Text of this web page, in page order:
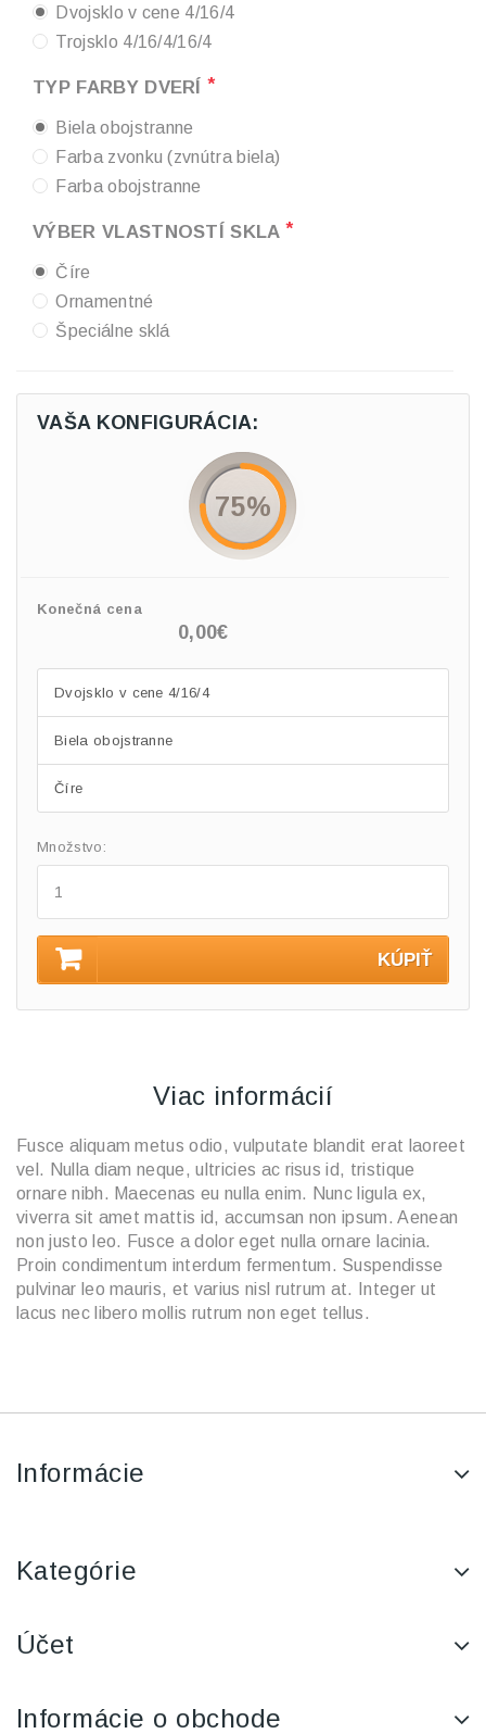
Dvojsklo v cene 4/16/4
Trojsklo 4/16/4/16/4
TYP FARBY DVERÍ*
Biela obojstranne
Farba zvonku (zvnútra biela)
Farba obojstranne
VÝBER VLASTNOSTÍ SKLA*
Číre
Ornamentné
Špeciálne sklá
VAŠA KONFIGURÁCIA:
75%
Konečná cena
0,00€
Dvojsklo v cene 4/16/4
Biela obojstranne
Číre
Množstvo:
KÚPIŤ
Viac informácií
Fusce aliquam metus odio, vulputate blandit erat laoreet
vel. Nulla diam neque, ultricies ac risus id, tristique
ornare nibh. Maecenas eu nulla enim. Nunc ligula ex,
viverra sit amet mattis id, accumsan non ipsum. Aenean
non justo leo. Fusce a dolor eget nulla ornare lacinia.
Proin condimentum interdum fermentum. Suspendisse
pulvinar leo mauris, et varius nisl rutrum at. Integer ut
lacus nec libero mollis rutrum non eget tellus.
Informácie
Kategórie
Účet
Informácie o obchode